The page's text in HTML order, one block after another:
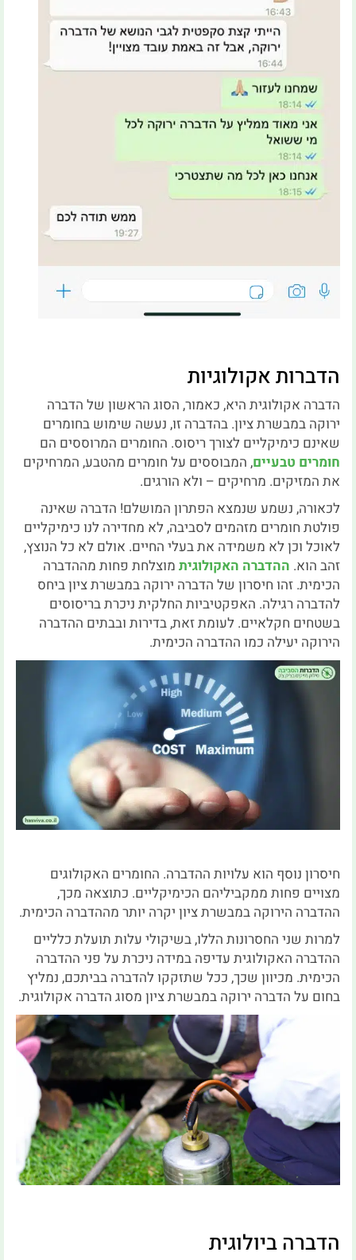
הדברות אקולוגיות
הדברה אקולוגית היא, כאמור, הסוג הראשון של הדברה
ירוקה במבשרת ציון. בהדברה זו, נעשה שימוש בחומרים
שאינם כימיקליים לצורך ריסוס. החומרים המרוססים הם
חומרים טבעיים, המבוססים על חומרים מהטבע, המרחיקים
את המזיקים. מרחיקים – ולא הורגים.
לכאורה, נשמע שנמצא הפתרון המושלם! הדברה שאינה
פולטת חומרים מזהמים לסביבה, לא מחדירה לנו כימיקליים
לאוכל וכן לא משמידה את בעלי החיים. אולם לא כל הנוצץ,
זהב הוא. ההדברה האקולוגית מוצלחת פחות מההדברה
הכימית. זהו חיסרון של הדברה ירוקה במבשרת ציון ביחס
להדברה רגילה. האפקטיביות החלקית ניכרת בריסוסים
בשטחים חקלאיים. לעומת זאת, בדירות ובבתים ההדברה
הירוקה יעילה כמו ההדברה הכימית.
חיסרון נוסף הוא עלויות ההדברה. החומרים האקולוגים
מצויים פחות ממקביליהם הכימיקליים. כתוצאה מכך,
ההדברה הירוקה במבשרת ציון יקרה יותר מההדברה הכימית.
למרות שני החסרונות הללו, בשיקולי עלות תועלת כלליים
ההדברה האקולוגית עדיפה במידה ניכרת על פני ההדברה
הכימית. מכיוון שכך, ככל שתזקקו להדברה בביתכם, נמליץ
בחום על הדברה ירוקה במבשרת ציון מסוג הדברה אקולוגית.
הדברה ביולוגית